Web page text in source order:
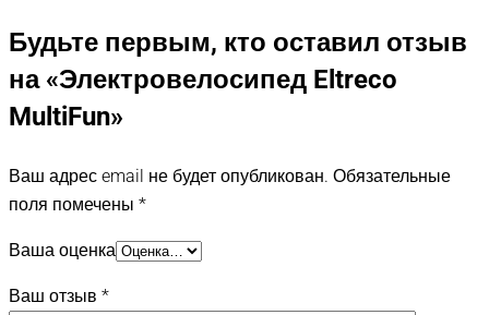
Будьте первым, кто оставил отзыв
на «Электровелосипед Eltreco
MultiFun»
Ваш адрес email не будет опубликован. Обязательные
поля помечены *
Ваша оценка
Ваш отзыв *